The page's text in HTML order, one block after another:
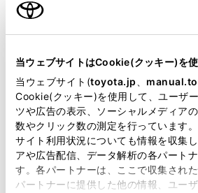
当ウェブサイトはCookie(クッキー)を使
当ウェブサイト(toyota.jp
Cookie(クッキー)を使用して、ユーザ
ツや広告の表示、ソーシャルメディア
数やクリック数の測定を行っています
サイト利用状況についても情報を収集
アや広告配信、データ解析の各パート
す。各パートナーは、ここで収集され
パートナーに提供した他の情報、ユー
おクルマの故障、
（販売店を窓口にお
態を診断する必要が
す）
納期（販売店単位で
いただいておりま
ではお客様のお名前
状況が分かりかねま